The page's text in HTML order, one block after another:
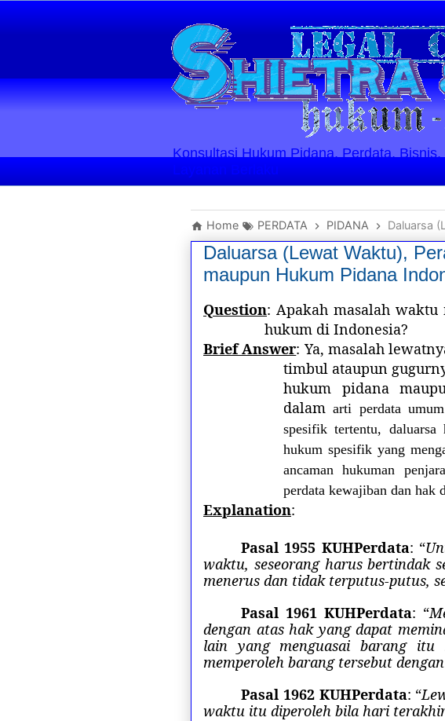
Konsultasi Hukum Pidana, Perdata,
Layanan Berlaku
Home PERDATA PIDANA Daluarsa
Daluarsa (Lewat Waktu),
maupun Hukum Pidana
Question: Apakah masalah
hukum di Indonesia?
Brief Answer: Ya, masalah
timbul ataupun
hukum pidana
dalamarti perdata
spesifik tertentu,
hukum spesifik yang
ancaman hukuman
perdata kewajiban dan hak
Explanation:
Pasal 1955 KUHPerdata: “
waktu, seseorang harus bertindak
menerus dan tidak terputus-putus,
Pasal 1961 KUHPerdata: “
dengan atas hak yang dapat
lain yang menguasai barang itu
memperoleh barang tersebut
Pasal 1962 KUHPerdata: “
waktu itu diperoleh bila hari